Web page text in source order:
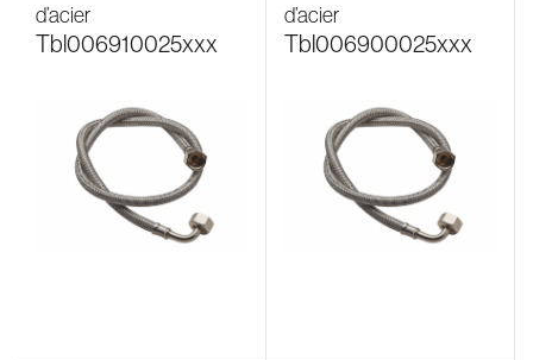
d’acier
tbl006910025xxx
d’acier
tbl006900025xxx